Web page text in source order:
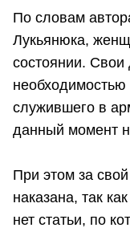
По словам
Лукьянюка,
состоянии. Свои
служившего в
данный момент
При этом за
наказана, так
нет статьи, по